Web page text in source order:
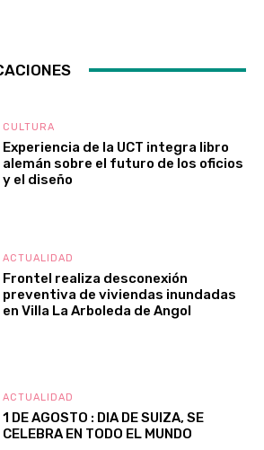
CULTURA
Experiencia de la UCT integra libro
alemán sobre el futuro de los oficios
y el diseño
ACTUALIDAD
Frontel realiza desconexión
preventiva de viviendas inundadas
en Villa La Arboleda de Angol
ACTUALIDAD
1 DE AGOSTO : DIA DE SUIZA, SE
CELEBRA EN TODO EL MUNDO